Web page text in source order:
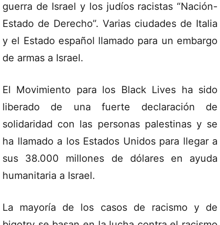
guerra de Israel y los judíos racistas “Nación-
Estado de Derecho”. Varias ciudades de Italia
y el Estado español llamado para un embargo
de armas a Israel.
El Movimiento para los Black Lives ha sido
liberado de una fuerte declaración de
solidaridad con las personas palestinas y se
ha llamado a los Estados Unidos para llegar a
sus 38.000 millones de dólares en ayuda
humanitaria a Israel.
La mayoría de los casos de racismo y de